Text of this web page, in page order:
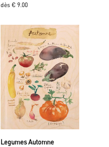
dès € 9.00
Legumes Automne